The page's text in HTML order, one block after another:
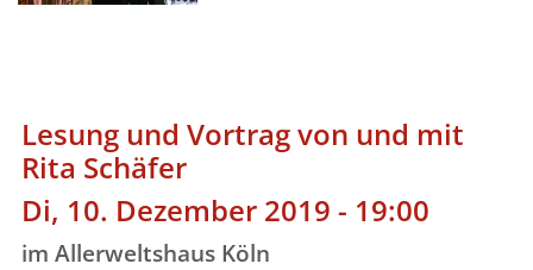
Lesung und Vortrag von und mit
Rita Schäfer
Di, 10. Dezember 2019 - 19:00
im Allerweltshaus Köln